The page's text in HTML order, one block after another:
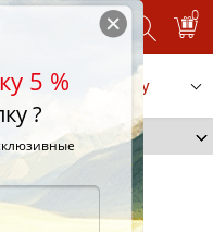
0
Заказать услугу
285/60 R18 116V
5 %
?